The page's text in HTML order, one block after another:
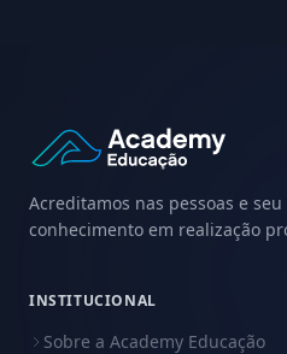
Acreditamos nas pessoas e
conhecimento em realização
INSTITUCIONAL
Sobre a Academy Educação